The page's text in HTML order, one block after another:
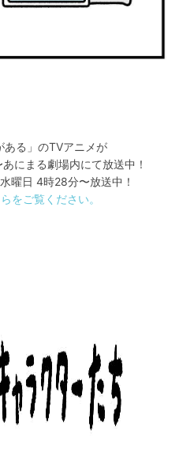
ある」のTVアニメが
にまる劇場内にて放送中！
曜日 4時28分〜放送中！
をご覧ください。